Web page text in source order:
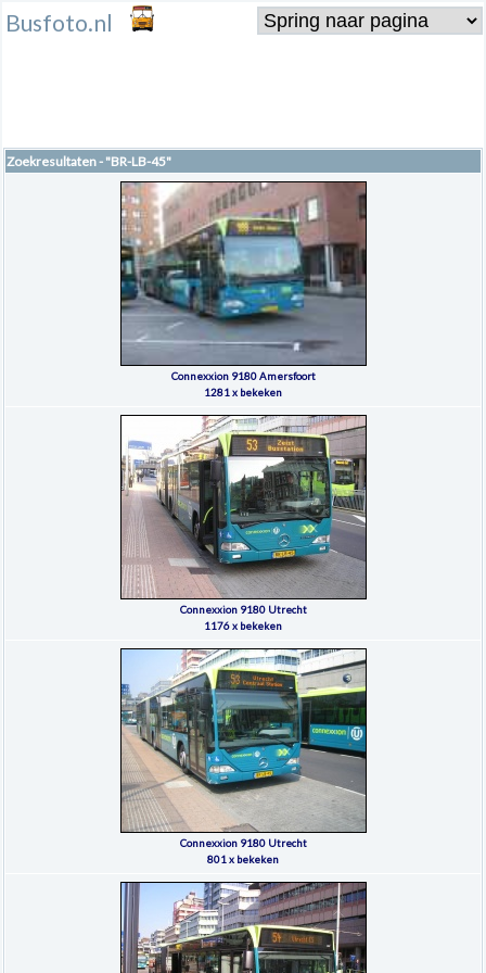
Busfoto.nl
Zoekresultaten - "BR-LB-45"
Connexxion 9180 Amersfoort
1281 x bekeken
Connexxion 9180 Utrecht
1176 x bekeken
Connexxion 9180 Utrecht
801 x bekeken